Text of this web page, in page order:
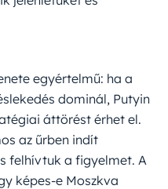
egyértelmű: ha a
dominál, Putyin
áttörést érhet el.
az űrben indít
felhívtuk a figyelmet. A
képes-e Moszkva